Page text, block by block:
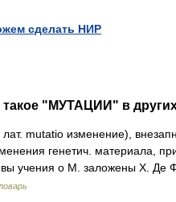
сделать НИР
такое "МУТАЦИИ" в
mutatio изменение),
генетич. материала,
учения о М. заложены X.